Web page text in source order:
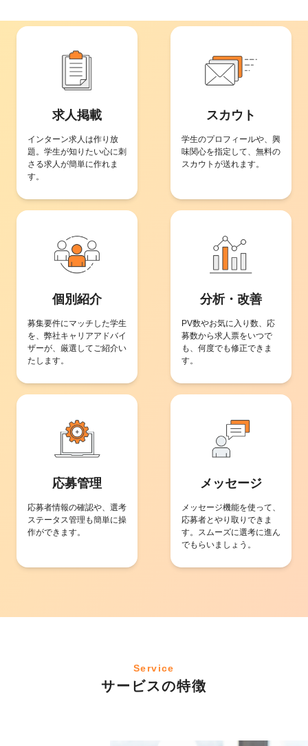
求人掲載
インターン求人は作り放
題。学生が知りたい心に刺
さる求人が簡単に作れま
す。
スカウト
学生のプロフィールや、興
味関心を指定して、無料の
スカウトが送れます。
個別紹介
募集要件にマッチした学生
を、弊社キャリアアドバイ
ザーが、厳選してご紹介い
たします。
分析・改善
PV数やお気に入り数、応
募数から求人票をいつで
も、何度でも修正できま
す。
応募管理
応募者情報の確認や、選考
ステータス管理も簡単に操
作ができます。
メッセージ
メッセージ機能を使って、
応募者とやり取りできま
す。スムーズに選考に進ん
でもらいましょう。
Service
サービスの特徴